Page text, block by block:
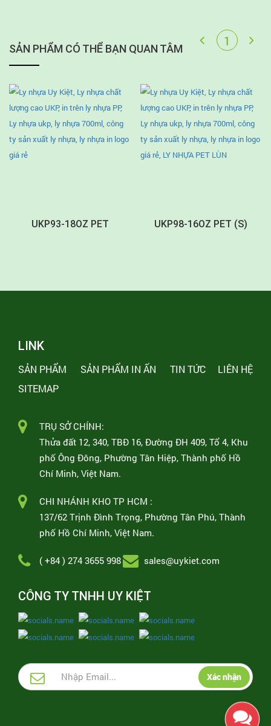
SẢN PHẨM CÓ THỂ BẠN QUAN TÂM
UKP93-18OZ PET UKP98-16OZ PET (S)
LINK
SẢN PHẨM SẢN PHẨM IN ẤN TIN TỨC
LIÊN HỆ
SITEMAP
TRỤ SỞ CHÍNH:
Thửa đất 12, 340, TBĐ 16, Đường ĐH 409, Tổ 4, Khu
phố Ông Đông, Phường Tân Hiệp, Thành phố Hồ
Chí Minh, Việt Nam.
CHI NHÁNH KHO TP HCM :
137/62 Trịnh Đình Trọng, Phường Tân Phú, Thành
phố Hồ Chí Minh, Việt Nam.
( +84 ) 274 3655 998 sales@uykiet.com
CÔNG TY TNHH UY KIỆT
Xác nhận